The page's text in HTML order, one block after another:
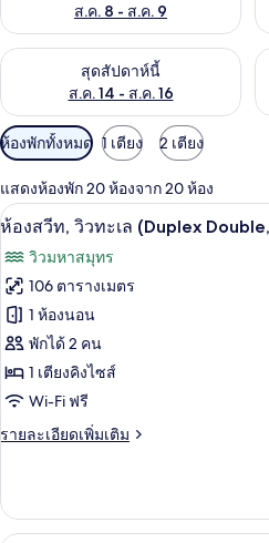
ส.ค. 8 - ส.ค. 9
สุดสัปดาห์นี้
ส.ค. 14 - ส.ค. 16
ตรวจสอบจำนวนห้องพักว่างในสุดสัต
ตัว
กรอง
ที่
มี
ให้
สำหรับ
ห้อง
พัก
ห้องพักทั้งหมด 1 เตียง 2 เตียง
แสดงห้องพัก 20 ห้องจาก 20 ห้อง
เปิด
ภาพถ่าย
ทั้งหมด
ของ
ห้อง
สวีท,
วิว
ทะเล
No
5
ห้องสวีท, วิวทะเล (Duplex
วิวมหาสมุทร
106 ตารางเมตร
1 ห้องนอน
พักได้ 2 คน
1 เตียงคิงไซส์
Wi-Fi ฟรี
รายละเอียดเพิ่มเติม
ราย
เกี่ยว
กับ